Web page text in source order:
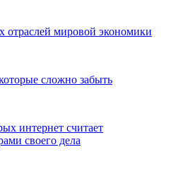
отраслей мировой экономики
сложно забыть
интернет считает
своего дела